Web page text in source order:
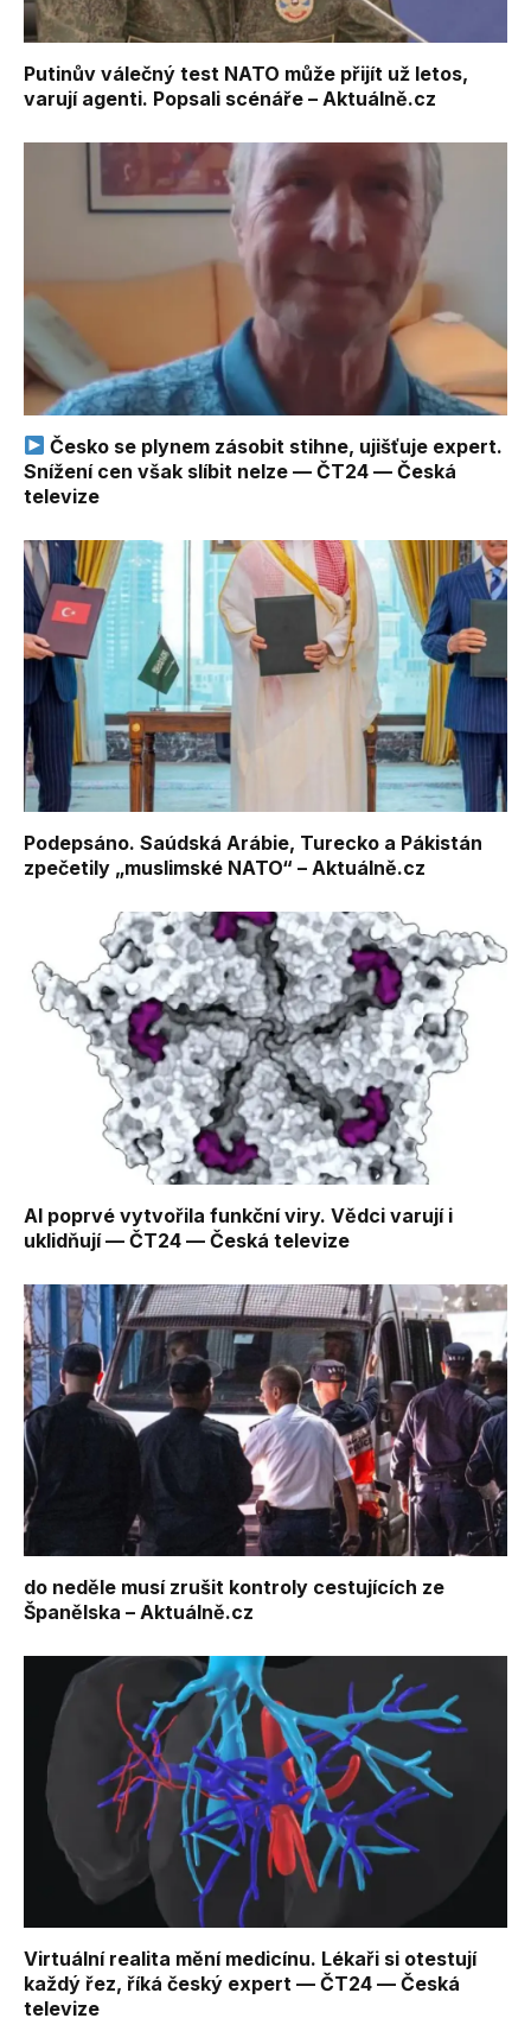
Putinův válečný test NATO může přijít už letos,
varují agenti. Popsali scénáře – Aktuálně.cz
Česko se plynem zásobit stihne, ujišťuje expert.
Snížení cen však slíbit nelze — ČT24 — Česká
televize
Podepsáno. Saúdská Arábie, Turecko a Pákistán
zpečetily „muslimské NATO“ – Aktuálně.cz
AI poprvé vytvořila funkční viry. Vědci varují i
uklidňují — ČT24 — Česká televize
do neděle musí zrušit kontroly cestujících ze
Španělska – Aktuálně.cz
Virtuální realita mění medicínu. Lékaři si otestují
každý řez, říká český expert — ČT24 — Česká
televize